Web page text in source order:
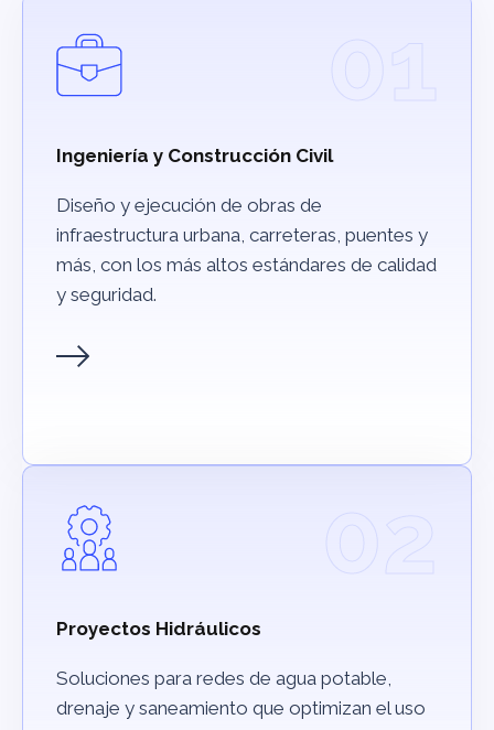
01
Ingeniería y Construcción Civil
Diseño y ejecución de obras de
infraestructura urbana, carreteras, puentes y
más, con los más altos estándares de calidad
y seguridad.
02
Proyectos Hidráulicos
Soluciones para redes de agua potable,
drenaje y saneamiento que optimizan el uso